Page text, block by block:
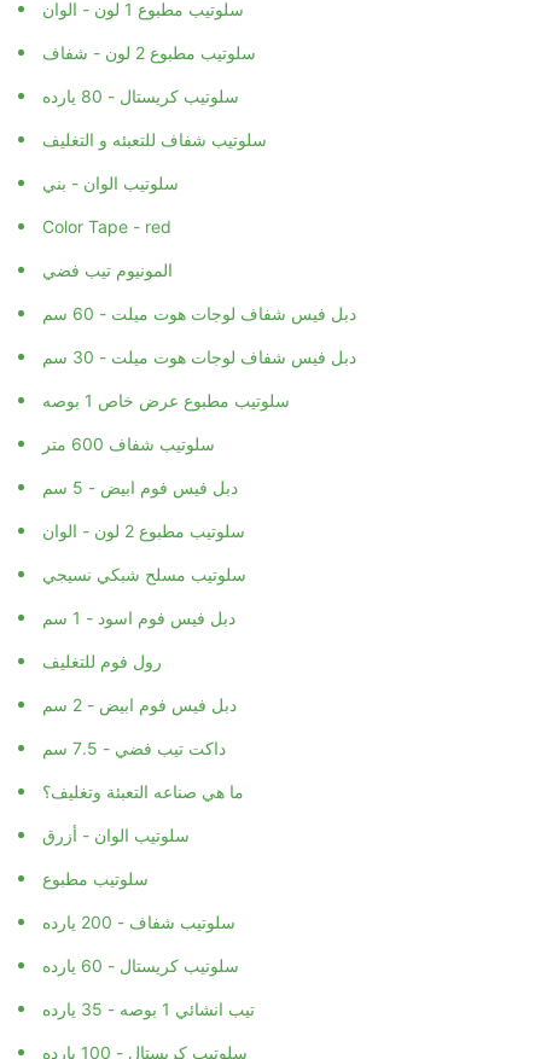
سلوتيب مطبوع 1 لون - الوان
سلوتيب مطبوع 2 لون - شفاف
سلوتيب كريستال - 80 يارده
سلوتيب شفاف للتعبئه و التغليف
سلوتيب الوان - بني
Color Tape - red
المونيوم تيب فضي
دبل فيس شفاف لوجات هوت ميلت - 60 سم
دبل فيس شفاف لوجات هوت ميلت - 30 سم
سلوتيب مطبوع عرض خاص 1 بوصه
سلوتيب شفاف 600 متر
دبل فيس فوم ابيض - 5 سم
سلوتيب مطبوع 2 لون - الوان
سلوتيب مسلح شبكي نسيجي
دبل فيس فوم اسود - 1 سم
رول فوم للتغليف
دبل فيس فوم ابيض - 2 سم
داكت تيب فضي - 7.5 سم
ما هي صناعه التعبئة وتغليف؟
سلوتيب الوان - أزرق
سلوتيب مطبوع
سلوتيب شفاف - 200 يارده
سلوتيب كريستال - 60 يارده
تيب انشائي 1 بوصه - 35 يارده
سلوتيب كريستال - 100 يارده